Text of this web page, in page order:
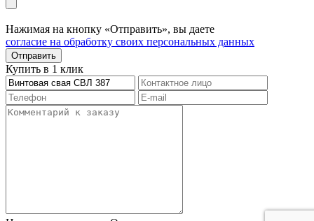
Нажимая на кнопку «Отправить», вы даете
согласие на обработку своих персональных данных
Отправить
Купить в 1 клик